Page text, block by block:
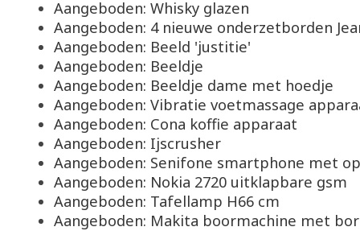
Aangeboden: Whisky glazen
Aangeboden: 4 nieuwe onderzetborden
Aangeboden: Beeld 'justitie'
Aangeboden: Beeldje
Aangeboden: Beeldje dame met hoedje
Aangeboden: Vibratie voetmassage
Aangeboden: Cona koffie apparaat
Aangeboden: Ijscrusher
Aangeboden: Senifone smartphone met
Aangeboden: Nokia 2720 uitklapbare gsm
Aangeboden: Tafellamp H66 cm
Aangeboden: Makita boormachine met